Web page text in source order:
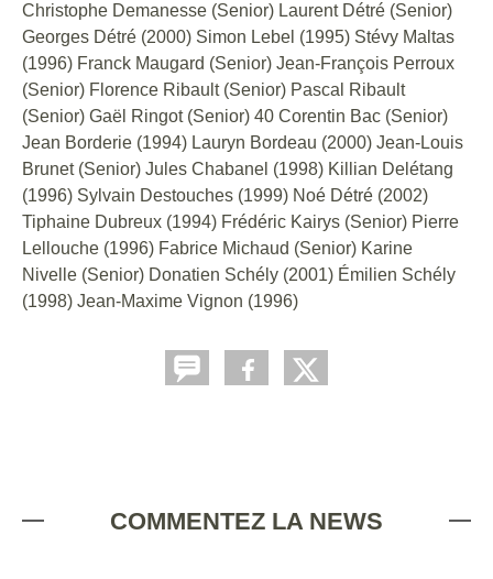
Christophe Demanesse (Senior) Laurent Détré (Senior)
Georges Détré (2000) Simon Lebel (1995) Stévy Maltas
(1996) Franck Maugard (Senior) Jean-François Perroux
(Senior) Florence Ribault (Senior) Pascal Ribault
(Senior) Gaël Ringot (Senior) 40 Corentin Bac (Senior)
Jean Borderie (1994) Lauryn Bordeau (2000) Jean-Louis
Brunet (Senior) Jules Chabanel (1998) Killian Delétang
(1996) Sylvain Destouches (1999) Noé Détré (2002)
Tiphaine Dubreux (1994) Frédéric Kairys (Senior) Pierre
Lellouche (1996) Fabrice Michaud (Senior) Karine
Nivelle (Senior) Donatien Schély (2001) Émilien Schély
(1998) Jean-Maxime Vignon (1996)
COMMENTEZ LA NEWS